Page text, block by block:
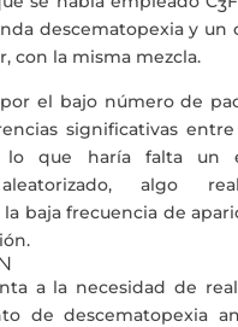
3
descematopexia y un
con la misma mezcla.
el bajo número de
significativas entre
lo que haría falta un
algo
baja frecuencia de
a la necesidad de
de descematopexia